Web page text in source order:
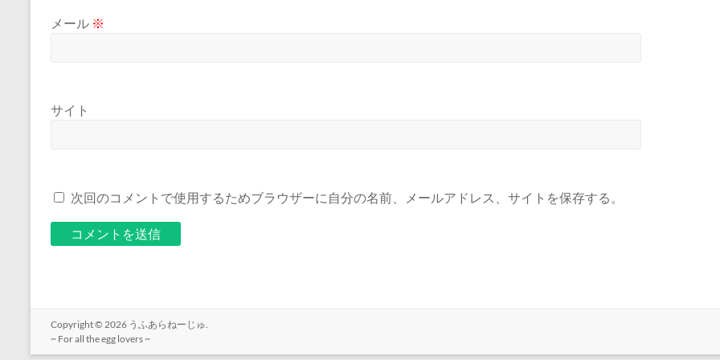
メール ※
サイト
次回のコメントで使用するためブラウザーに自分の名前、メールアドレス、サイトを保存する。
Copyright © 2026 うふあらねーじゅ.
~ For all the egg lovers ~